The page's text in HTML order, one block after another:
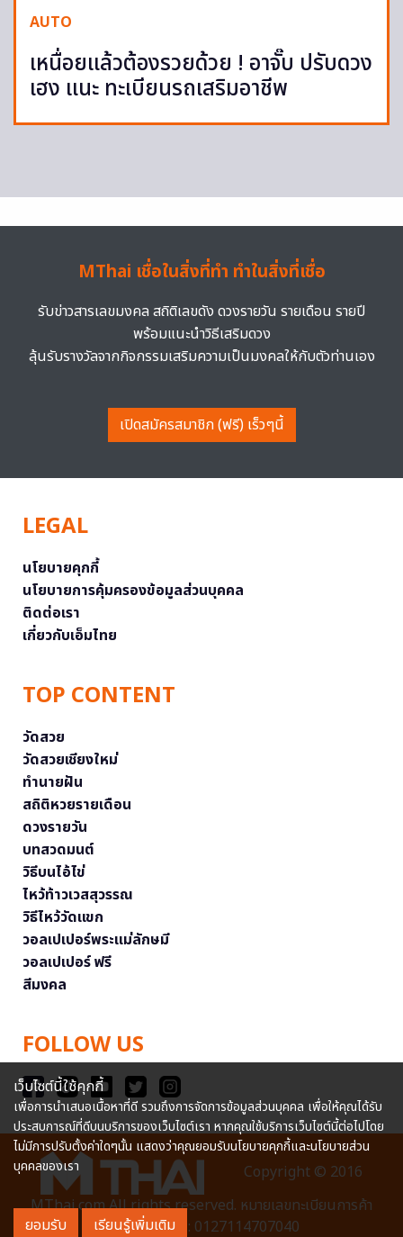
AUTO
เหนื่อยแล้วต้องรวยด้วย ! อาจั๊บ ปรับดวง
เฮง แนะ ทะเบียนรถเสริมอาชีพ
MThai เชื่อในสิ่งที่ทำ ทำในสิ่งที่เชื่อ
รับข่าวสารเลขมงคล สถิติเลขดัง ดวงรายวัน รายเดือน รายปี
พร้อมแนะนำวิธีเสริมดวง
ลุ้นรับรางวัลจากกิจกรรมเสริมความเป็นมงคลให้กับตัวท่านเอง
เปิดสมัครสมาชิก (ฟรี) เร็วๆนี้
LEGAL
นโยบายคุกกี้
นโยบายการคุ้มครองข้อมูลส่วนบุคคล
ติดต่อเรา
เกี่ยวกับเอ็มไทย
TOP CONTENT
วัดสวย
วัดสวยเชียงใหม่
ทำนายฝัน
สถิติหวยรายเดือน
ดวงรายวัน
บทสวดมนต์
วิธีบนไอ้ไข่
ไหว้ท้าวเวสสุวรรณ
วิธีไหว้วัดแขก
วอลเปเปอร์พระแม่ลักษมี
วอลเปเปอร์ ฟรี
สีมงคล
FOLLOW US
Copyright © 2016
MThai.com All rights reserved. หมายเลขทะเบียนการค้า
อิเล็กทรอนิกส์ : 0127114707040
เว็บไซต์นี้ใช้คุกกี้
เพื่อการนำเสนอเนื้อหาที่ดี รวมถึงการจัดการข้อมูลส่วนบุคคล เพื่อให้คุณได้รับ
ประสบการณ์ที่ดีบนบริการของเว็บไซต์เรา หากคุณใช้บริการเว็บไซต์นี้ต่อไปโดย
ไม่มีการปรับตั้งค่าใดๆนั้น แสดงว่าคุณยอมรับนโยบายคุกกี้และนโยบายส่วน
บุคคลของเรา
ยอมรับ เรียนรู้เพิ่มเติม